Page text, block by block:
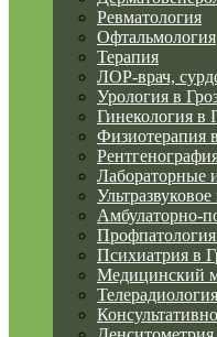
Ревматология
Офтальмология
Терапия
ЛОР-врач,
Урология в
Гинекология в
Физиотерапия
Лабораторные
Амбулаторно-
Психиатрия в
Медицинский
Телерадиология